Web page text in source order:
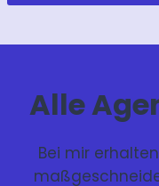
Alle
Bei mir